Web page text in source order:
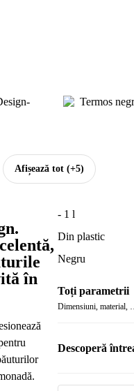
Afișează tot (+5)
în
- 1 l
Din plastic
Negru
Toți parametrii
Dimensiuni, material,
Descoperă